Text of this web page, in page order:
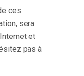
ces
sera
et
pas à